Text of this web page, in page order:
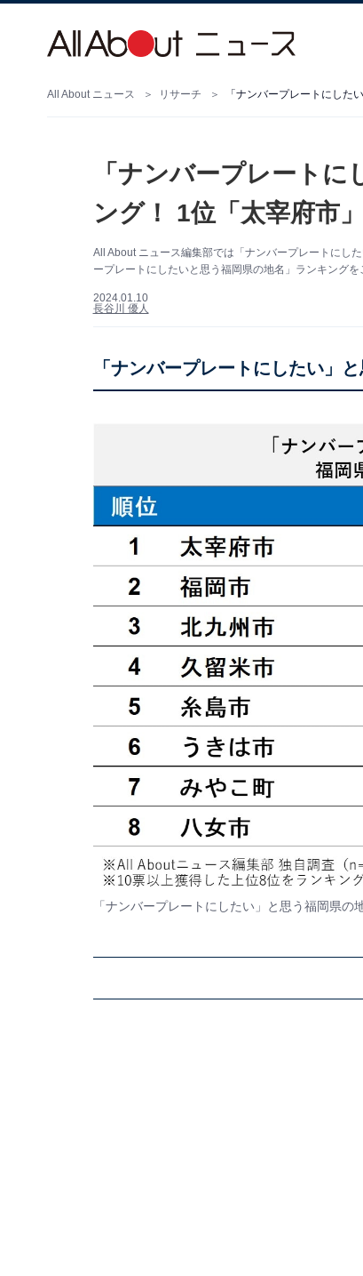
All About ニュース リサーチ 「ナンバープレートにした
「ナンバープレート
ング！ 1位「太宰府市
All About ニュース編集部では「ナンバープレートにし
ープレートにしたいと思う福岡県の地名」ランキングを
2024.01.10
長谷川 優人
「ナンバープレートにしたい」
「ナンバープレートにしたい」と思う福岡県の